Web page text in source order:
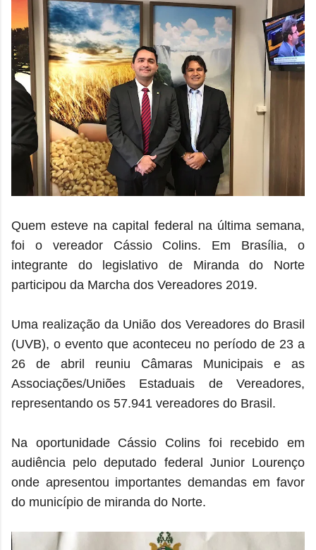
Quem esteve na capital federal na última semana,
foi o vereador Cássio Colins. Em Brasília, o
integrante do legislativo de Miranda do Norte
participou da Marcha dos Vereadores 2019.
Uma realização da União dos Vereadores do Brasil
(UVB), o evento que aconteceu no período de 23 a
26 de abril reuniu Câmaras Municipais e as
Associações/Uniões Estaduais de Vereadores,
representando os 57.941 vereadores do Brasil.
Na oportunidade Cássio Colins foi recebido em
audiência pelo deputado federal Junior Lourenço
onde apresentou importantes demandas em favor
do município de miranda do Norte.